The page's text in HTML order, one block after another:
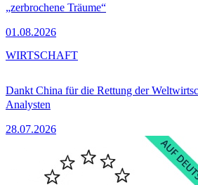
„zerbrochene Träume“
01.08.2026
Dankt China für die Rettung der
Analysten
28.07.2026
WIRTSCHAFT